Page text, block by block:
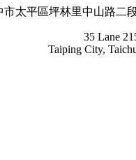
市太平區坪林里中山路二
35 Lane
Taiping City,